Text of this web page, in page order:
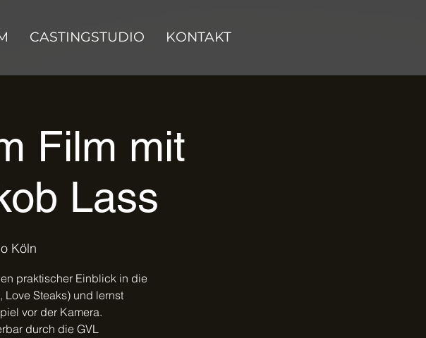
CASTINGSTUDIO KONTAKT
Film mit
Lass
Köln
praktischer Einblick in die
Steaks) und lernst
vor der Kamera.
durch die GVL